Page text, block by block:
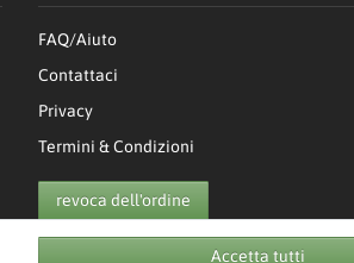
FAQ/Aiuto
Contattaci
Privacy
Termini & Condizioni
revoca dell'ordine
Accetta tutti